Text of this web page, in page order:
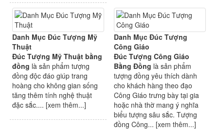
Danh Mục Đúc Tượng Mỹ
Thuật
Đúc Tượng Mỹ Thuật bằng
đồng là sản phẩm tượng
đồng độc đáo giúp trang
hoàng cho không gian sống
tăng thêm tính nghệ thuật
đặc sắc.... [xem thêm...]
Danh Mục Đúc Tượng
Công Giáo
Đúc Tượng Công Giáo
Bằng Đồng là sản phẩm
tượng đồng yêu thích dành
cho khách hàng theo đạo
Công Giáo trưng bày tại gia
hoặc nhà thờ mang ý nghĩa
biểu tượng sâu sắc. Tượng
đồng Công... [xem thêm...]